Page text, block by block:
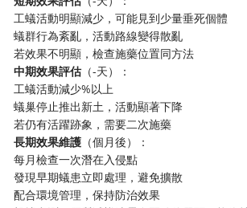
工蟻活動明顯減少，可能見到少量垂死個體
蟻群行為紊亂，活動路線變得散亂
若效果不明顯，檢查施藥位置同方法
​中期效果評估​ ​（-天）：
工蟻活動減少%以上
蟻巢停止推出新土，活動顯著下降
若仍有活躍跡象，需要二次施藥
​長期效果維護​ ​（個月後）：
每月檢查一次潛在入侵點
發現早期蟻患立即處理，避免擴散
配合環境管理，保持防治效果